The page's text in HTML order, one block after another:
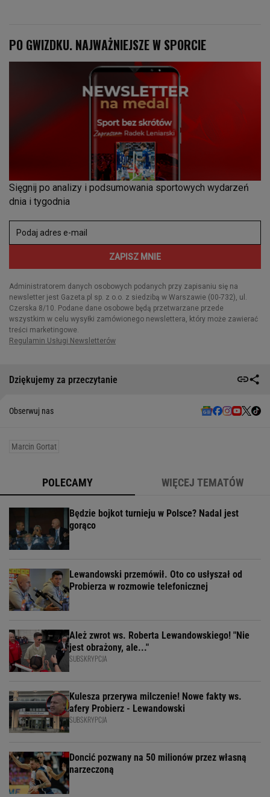
Dziękujemy za przeczytanie
Obserwuj nas
Marcin Gortat
POLECAMY WIĘCEJ TEMATÓW
Będzie bojkot turnieju w Polsce? Nadal jest
gorąco
Lewandowski przemówił. Oto co usłyszał od
Probierza w rozmowie telefonicznej
Ależ zwrot ws. Roberta Lewandowskiego! "Nie
jest obrażony, ale..."
SUBSKRYPCJA
Kulesza przerywa milczenie! Nowe fakty ws.
afery Probierz - Lewandowski
SUBSKRYPCJA
Doncić pozwany na 50 milionów przez własną
narzeczoną